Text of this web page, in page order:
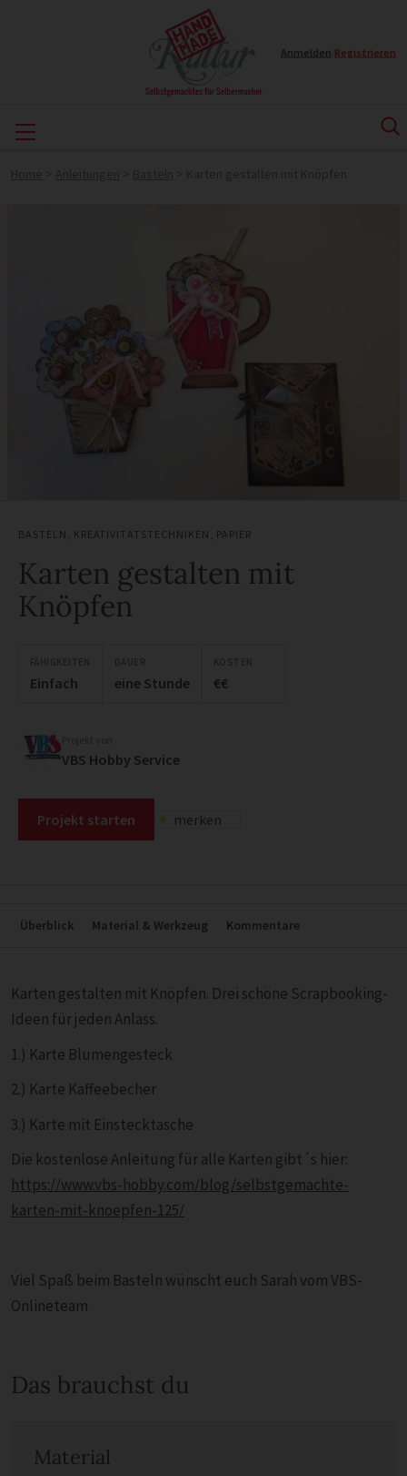
Anmelden Registrieren
BASTELN KREATIVITÄTSTECHNIKEN PAPIER
Karten gestalten mit
Knöpfen
Einfach eine Stunde €€
VBS Hobby Service
Projekt starten merken
Überblick Material & Werkzeug Kommentare
Karten gestalten mit Knöpfen. Drei schöne Scrapbooking-
Ideen für jeden Anlass.
1.) Karte Blumengesteck
2.) Karte Kaffeebecher
3.) Karte mit Einstecktasche
Die kostenlose Anleitung für alle Karten gibt´s hier:
https://www.vbs-hobby.com/blog/selbstgemachte-
karten-mit-knoepfen-125/
Viel Spaß beim Basteln wünscht euch Sarah vom VBS-
Onlineteam
Das brauchst du
Material